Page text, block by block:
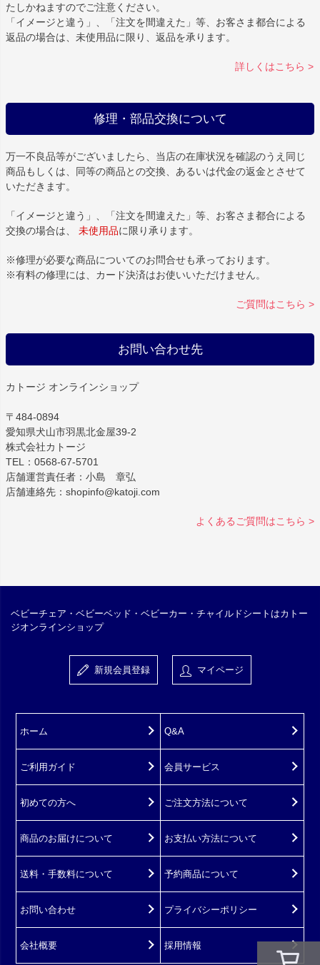
たしかねますのでご注意ください。
「イメージと違う」、「注文を間違えた」等、お客さま都合による
返品の場合は、未使用品に限り、返品を承ります。
詳しくはこちら >
修理・部品交換について
万一不良品等がございましたら、当店の在庫状況を確認のうえ同じ
商品もしくは、同等の商品との交換、あるいは代金の返金とさせて
いただきます。
「イメージと違う」、「注文を間違えた」等、お客さま都合による
交換の場合は、 未使用品に限り承ります。
※修理が必要な商品についてのお問合せも承っております。
※有料の修理には、カード決済はお使いいただけません。
ご質問はこちら >
お問い合わせ先
カトージ オンラインショップ
〒484-0894
愛知県犬山市羽黒北金屋39-2
株式会社カトージ
TEL：0568-67-5701
店舗運営責任者：小島 章弘
店舗連絡先：shopinfo@katoji.com
よくあるご質問はこちら >
ベビーチェア・ベビーベッド・ベビーカー・チャイルドシートはカトー
ジオンラインショップ
新規会員登録 マイページ
ホーム
ご利用ガイド
初めての方へ
Q&A
会員サービス
ご注文方法について
商品のお届けについて お支払い方法について
送料・手数料について 予約商品について
お問い合わせ プライバシーポリシー
会社概要 採用情報